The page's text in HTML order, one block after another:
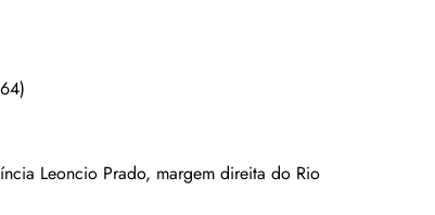
Leoncio Prado, margem direita do Rio